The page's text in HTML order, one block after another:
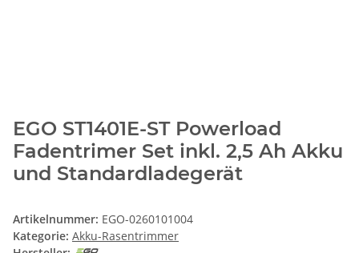
EGO ST1401E-ST Powerload
Fadentrimer Set inkl. 2,5 Ah Akku
und Standardladegerät
Artikelnummer: EGO-0260101004
Kategorie: Akku-Rasentrimmer